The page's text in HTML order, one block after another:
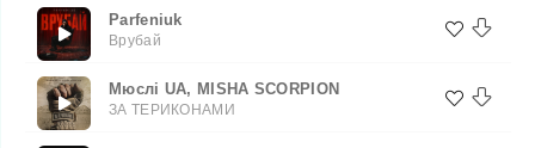
Parfeniuk
Врубай
Мюслі UA, MISHA SCORPION
ЗА ТЕРИКОНАМИ